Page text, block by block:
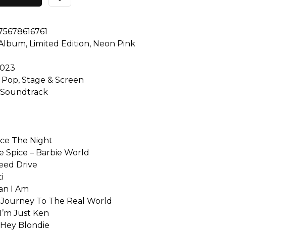
Limited Edition, Neon Pink
Stage & Screen
The Night
Spice – Barbie World
Drive
I Am
To The Real World
Just Ken
Blondie